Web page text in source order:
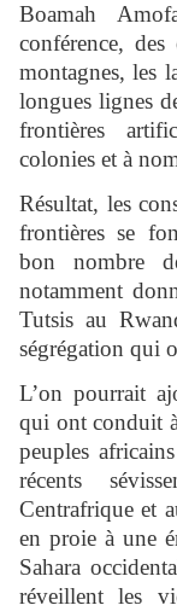
Boamah
conférence,
montagnes, les
longues lignes
frontières
colonies et à
Résultat, les
frontières se
bon nombre
notamment
Tutsis au
ségrégation qui
L’on pourrait
qui ont conduit
peuples
récents
Centrafrique et
en proie à une
Sahara
réveillent les